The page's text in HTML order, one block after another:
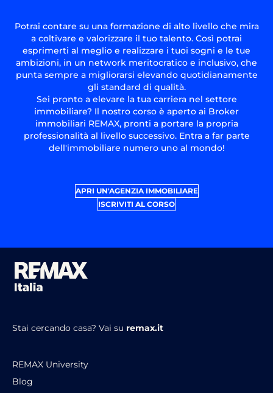
Potrai contare su una formazione di alto livello che mira
a coltivare e valorizzare il tuo talento. Così potrai
esprimerti al meglio e realizzare i tuoi sogni e le tue
ambizioni, in un network meritocratico e inclusivo, che
punta sempre a migliorarsi elevando quotidianamente
gli standard di qualità.
Sei pronto a elevare la tua carriera nel settore
immobiliare? Il nostro corso è aperto ai Broker
immobiliari REMAX, pronti a portare la propria
professionalità al livello successivo. Entra a far parte
dell'immobiliare numero uno al mondo!
APRI UN'AGENZIA IMMOBILIARE
ISCRIVITI AL CORSO
Stai cercando casa? Vai su remax.it
REMAX University
Blog